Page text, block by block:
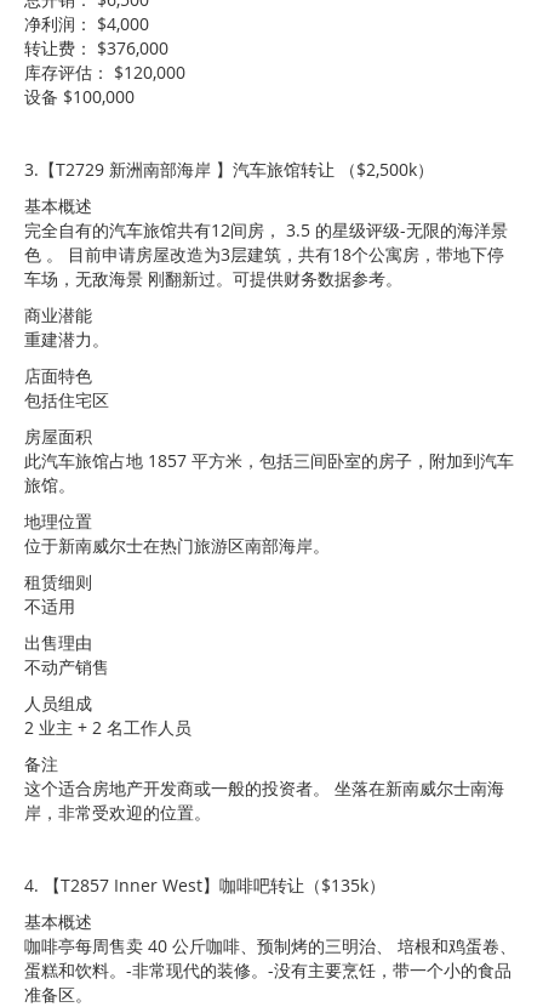
净利润： $4,000
转让费： $376,000
库存评估： $120,000
设备 $100,000
3.【T2729 新洲南部海岸 】汽车旅馆转让 （$2,500k）
基本概述
完全自有的汽车旅馆共有12间房， 3.5 的星级评级-无限的海洋景
色 。 目前申请房屋改造为3层建筑，共有18个公寓房，带地下停
车场，无敌海景 刚翻新过。可提供财务数据参考。
商业潜能
重建潜力。
店面特色
包括住宅区
房屋面积
此汽车旅馆占地 1857 平方米，包括三间卧室的房子，附加到汽车
旅馆。
地理位置
位于新南威尔士在热门旅游区南部海岸。
租赁细则
不适用
出售理由
不动产销售
人员组成
2 业主 + 2 名工作人员
备注
这个适合房地产开发商或一般的投资者。 坐落在新南威尔士南海
岸，非常受欢迎的位置。
4. 【T2857 Inner West】咖啡吧转让（$135k）
基本概述
咖啡亭每周售卖 40 公斤咖啡、预制烤的三明治、 培根和鸡蛋卷、
蛋糕和饮料。-非常现代的装修。-没有主要烹饪，带一个小的食品
准备区。